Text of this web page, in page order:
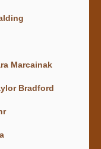
Marcainak
Bradford